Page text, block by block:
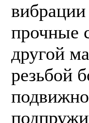
прочные
другой
резьбой